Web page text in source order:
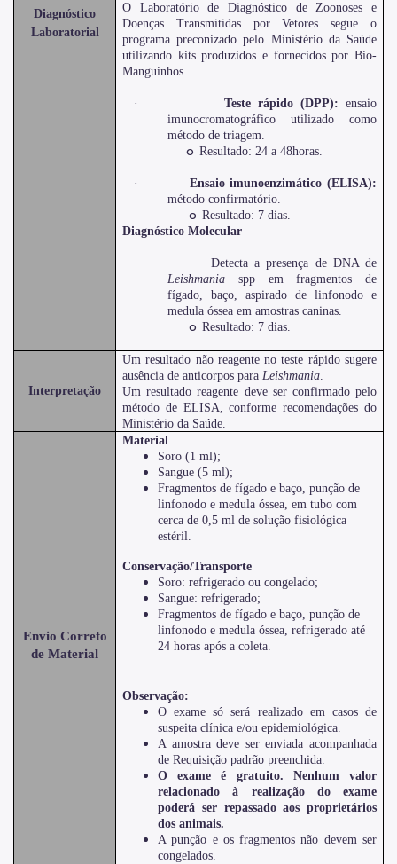
Diagnóstico
Laboratorial
O Laboratório de Diagnóstico de Zoonoses e
Doenças Transmitidas por Vetores segue o
programa preconizado pelo Ministério da Saúde
utilizando kits produzidos e fornecidos por Bio-
Manguinhos.
· Teste rápido (DPP): ensaio
imunocromatográfico utilizado como
método de triagem.
o Resultado: 24 a 48horas.
·
Ensaio imunoenzimático (ELISA):
método confirmatório.
o Resultado: 7 dias.
Diagnóstico Molecular
·
Detecta a presença de DNA de
Leishmania spp em fragmentos de
fígado, baço, aspirado de linfonodo e
medula óssea em amostras caninas.
o Resultado: 7 dias.
Interpretação
Um resultado não reagente no teste rápido sugere
ausência de anticorpos paraLeishmania.
Um resultado reagente deve ser confirmado pelo
método de ELISA, conforme recomendações do
Ministério da Saúde.
Envio Correto
de Material
Material
Soro (1 ml);
Sangue (5 ml);
Fragmentos de fígado e baço, punção de
linfonodo e medula óssea, em tubo com
cerca de 0,5 ml de solução fisiológica
estéril.
Conservação/Transporte
Soro: refrigerado ou congelado;
Sangue: refrigerado;
Fragmentos de fígado e baço, punção de
linfonodo e medula óssea, refrigerado até
24 horas após a coleta.
Observação:
O exame só será realizado em casos de
suspeita clínica e/ou epidemiológica.
A amostra deve ser enviada acompanhada
de Requisição padrão preenchida.
O exame é gratuito. Nenhum valor
relacionado à realização do exame
poderá ser repassado aos proprietários
dos animais.
A punção e os fragmentos não devem ser
congelados.